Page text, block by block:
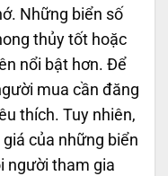
Những biển số
thủy tốt hoặc
nổi bật hơn. Để
mua cần đăng
thích. Tuy nhiên,
của những biển
người tham gia